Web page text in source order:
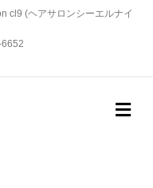
cl9 (ヘアサロンシーエルナイ
メ
ニ